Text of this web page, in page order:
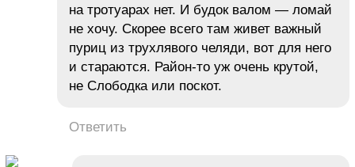
на тротуарах нет. И будок валом — ломай
не хочу. Скорее всего там живет важный
пуриц из трухлявого челяди, вот для него
и стараются. Район-то уж очень крутой,
не Слободка или поскот.
Ответить